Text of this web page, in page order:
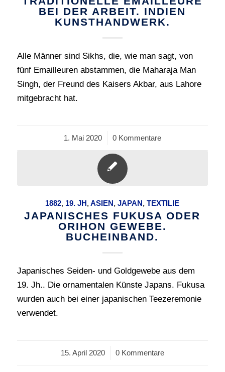
BEI DER ARBEIT. INDIEN
KUNSTHANDWERK.
Alle Männer sind Sikhs, die, wie man sagt, von
fünf Emailleuren abstammen, die Maharaja Man
Singh, der Freund des Kaisers Akbar, aus Lahore
mitgebracht hat.
1. Mai 2020
/ 0 Kommentare
1882, 19. JH,ASIEN,JAPAN,TEXTILIE
JAPANISCHES FUKUSA ODER
ORIHON GEWEBE.
BUCHEINBAND.
Japanisches Seiden- und Goldgewebe aus dem
19. Jh.. Die ornamentalen Künste Japans. Fukusa
wurden auch bei einer japanischen Teezeremonie
verwendet.
15. April 2020
/ 0 Kommentare